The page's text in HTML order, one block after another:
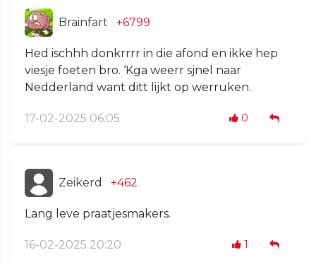
Brainfart +6799
Hed ischhh donkrrrr in die afond en ikke hep
viesje foeten bro. ‘Kga weerr sjnel naar
Nedderland want ditt lijkt op werruken.
17-02-2025 06:05 0
Zeikerd +462
Lang leve praatjesmakers.
16-02-2025 20:20 1